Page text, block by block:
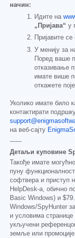
начин:
Идите на
„Пријава“ у
Пријавите
У менију за
Поред ваше
отказивање
имате више
откажете
Уколико имате било
контактирати
на веб-сајту
------
Детаљи куповине
Такође имате
пуну
софтвера и приступ
HelpDesk-а, обично
Basic Windows) и
Windows/SpyHunter
и условима странице
укључени
земље или